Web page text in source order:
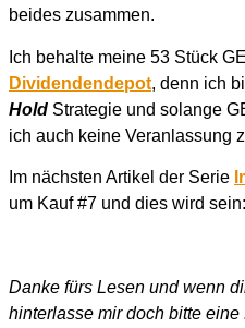
beides zusammen.
Ich behalte meine 53 Stück
Dividendendepot, denn ich
Hold Strategie und solange
ich auch keine Veranlassung
Im nächsten Artikel der Serie
um Kauf #7 und dies wird sein:
Danke fürs Lesen und wenn
hinterlasse mir doch bitte